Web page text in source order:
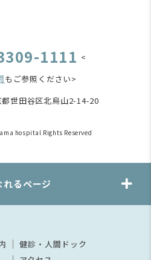
1111 <
もご参照ください>
世田谷区北烏山2-14-20
hospital Rights Reserved
るページ
健診・人間ドック